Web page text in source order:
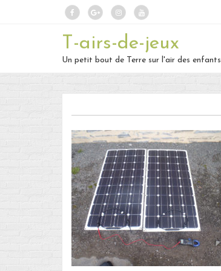
T-airs-de-jeux
Un petit bout de Terre sur l'air des enfants